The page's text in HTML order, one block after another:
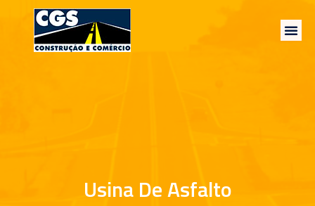
Usina De Asfalto